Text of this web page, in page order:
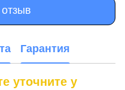
Гарантия
уточните у